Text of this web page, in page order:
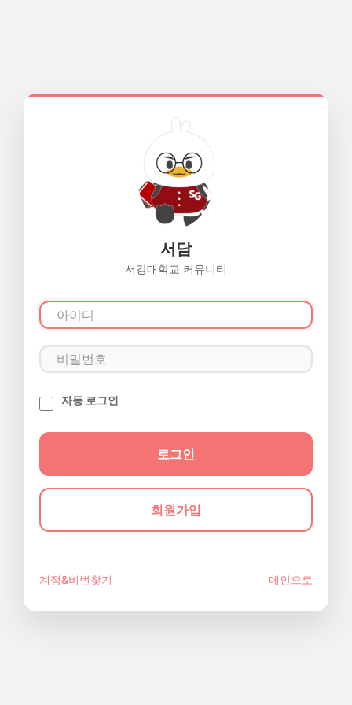
서담
서강대학교 커뮤니티
자동 로그인
회원가입
계정&비번찾기 메인으로